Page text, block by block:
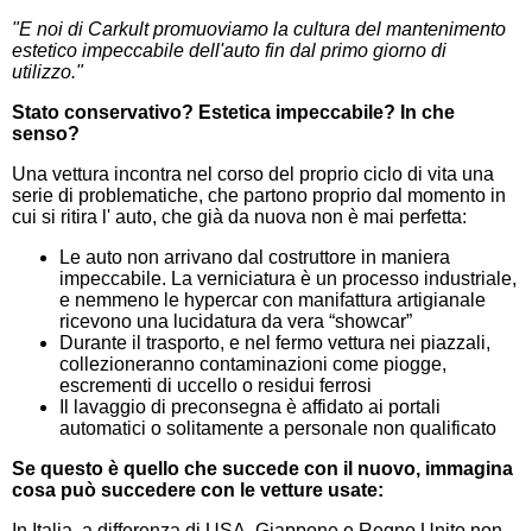
"E noi di Carkult promuoviamo la cultura del mantenimento
estetico impeccabile dell'auto fin dal primo giorno di
utilizzo."
Stato conservativo? Estetica impeccabile? In che
senso?
Una vettura incontra nel corso del proprio ciclo di vita una
serie di problematiche, che partono proprio dal momento in
cui si ritira l' auto, che già da nuova non è mai perfetta:
Le auto non arrivano dal costruttore in maniera
impeccabile. La verniciatura è un processo industriale,
e nemmeno le hypercar con manifattura artigianale
ricevono una lucidatura da vera “showcar”
Durante il trasporto, e nel fermo vettura nei piazzali,
collezioneranno contaminazioni come piogge,
escrementi di uccello o residui ferrosi
Il lavaggio di preconsegna è affidato ai portali
automatici o solitamente a personale non qualificato
Se questo è quello che succede con il nuovo, immagina
cosa può succedere con le vetture usate: